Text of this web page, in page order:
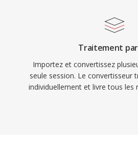
Traitement
Importez et convertissez
seule session. Le convertisseur
individuellement et livre tous les